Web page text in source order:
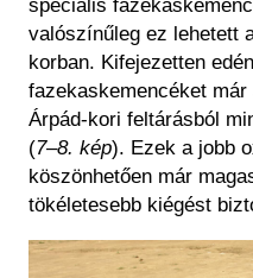
speciális
valószínűleg ez lehetett
korban. Kifejezetten
fazekaskemencéket
Árpád-kori feltárásból
(7–8. kép). Ezek a jobb
köszönhetően már
tökéletesebb kiégést
Kép